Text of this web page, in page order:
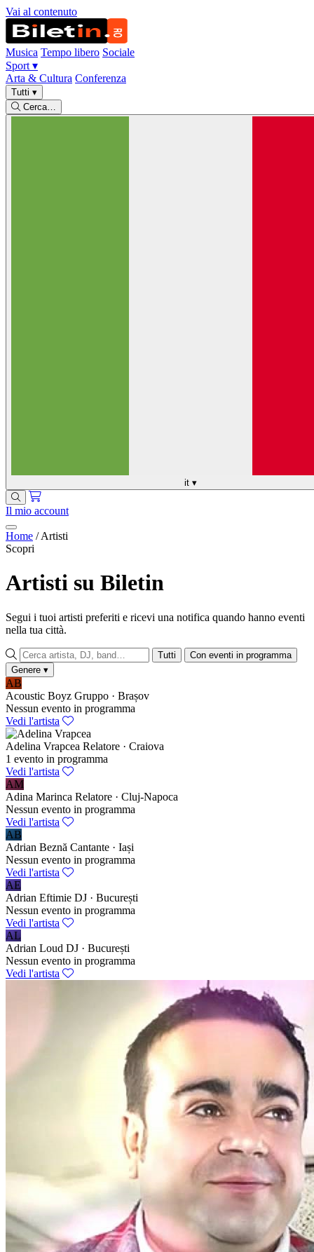
Vai al contenuto
Musica Tempo libero Sociale
Sport ▾
Arta & Cultura Conferenza
Tutti ▾
Cerca…
it ▾
Il mio account
Home / Artisti
Scopri
Artisti su Biletin
Segui i tuoi artisti preferiti e ricevi una notifica quando hanno eventi
nella tua città.
Tutti
Con eventi in programma
Genere ▾
AB
Acoustic Boyz Gruppo · Brașov
Nessun evento in programma
Vedi l'artista
Adelina Vrapcea Relatore · Craiova
1 evento in programma
Vedi l'artista
AM
Adina Marinca Relatore · Cluj-Napoca
Nessun evento in programma
Vedi l'artista
AB
Adrian Beznă Cantante · Iași
Nessun evento in programma
Vedi l'artista
AE
Adrian Eftimie DJ · București
Nessun evento in programma
Vedi l'artista
AL
Adrian Loud DJ · București
Nessun evento in programma
Vedi l'artista